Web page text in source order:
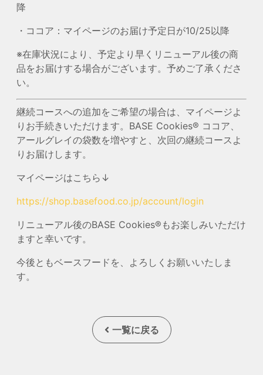
降
・ココア：マイページのお届け予定日が10/25以降
※在庫状況により、予定より早くリニューアル後の商
品をお届けする場合がございます。予めご了承くださ
い。
継続コースへの追加をご希望の場合は、マイページよ
りお手続きいただけます。BASE Cookies® ココア、
アールグレイの袋数を増やすと、次回の継続コースよ
りお届けします。
マイページはこちら↓
https://shop.basefood.co.jp/account/login
リニューアル後のBASE Cookies®もお楽しみいただけ
ますと幸いです。
今後ともベースフードを、よろしくお願いいたしま
す。
一覧に戻る